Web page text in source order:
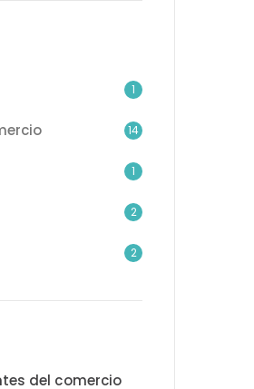
1
14
1
2
2
del comercio